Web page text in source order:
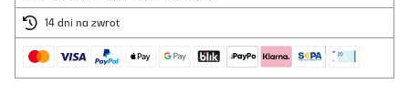
14 dni na zwrot